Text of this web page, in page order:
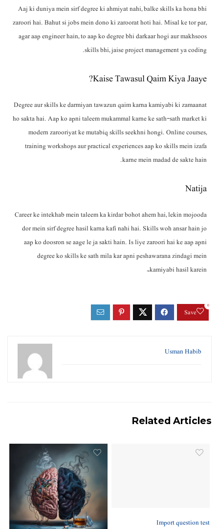
Aaj ki duniya mein sirf degree ki ahmiyat nahi, balke skills ka hona bhi
zaroori hai. Bahut si jobs mein dono ki zaroorat hoti hai. Misal ke tor par,
agar aap engineer hain, to aap ko degree bhi darkaar hogi aur makhsoos
skills bhi, jaise project management ya coding.
Kaise Tawasul Qaim Kiya Jaaye?
Degree aur skills ke darmiyan tawazun qaim karna kamiyabi ki zamaanat
ho sakta hai. Aap ko apni taleem mukammal karne ke sath-sath market ki
modern zarooriyat ke mutabiq skills seekhni hongi. Online courses,
training workshops aur practical experiences aap ko skills mein izafa
karne mein madad de sakte hain.
Natija
Career ke intekhab mein taleem ka kirdar bohot ahem hai, lekin mojooda
dor mein sirf degree hasil karna kafi nahi hai. Skills woh ansar hain jo
aap ko doosron se aage le ja sakti hain. Is liye zaroori hai ke aap apni
degree ko skills ke sath mila kar apni peshawarana zindagi mein
kamiyabi hasil karein۔
Save
0
Usman Habib
Related Articles
Import question test